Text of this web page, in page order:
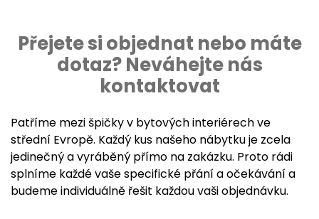
Přejete si objednat nebo máte
dotaz? Neváhejte nás
kontaktovat
Patříme mezi špičky v bytových interiérech ve
střední Evropě. Každý kus našeho nábytku je zcela
jedinečný a vyráběný přímo na zakázku. Proto rádi
splníme každé vaše specifické přání a očekávání a
budeme individuálně řešit každou vaši objednávku.